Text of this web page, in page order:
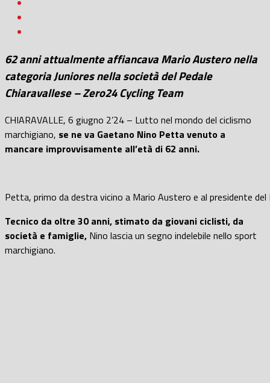
62 anni attualmente affiancava Mario Austero nella
categoria Juniores nella società del Pedale
Chiaravallese – Zero24 Cycling Team
CHIARAVALLE, 6 giugno 2’24 – Lutto nel mondo del ciclismo
marchigiano, se ne va Gaetano Nino Petta venuto a
mancare improvvisamente all’età di 62 anni.
Petta, primo da destra vicino a Mario Austero e al presidente del
Tecnico da oltre 30 anni, stimato da giovani ciclisti, da
società e famiglie, Nino lascia un segno indelebile nello sport
marchigiano.